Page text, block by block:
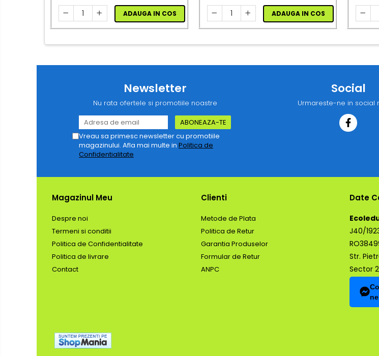
taiat,accesorii pentru gaurit si
Masina de facut gheata
Produse grele si voluminoase
ADAUGA IN COS ADAUGA IN COS
Newsletter
Nu rata ofertele si promotiile noastre
Vreau sa primesc newsletter cu promotiile
magazinului. Afla mai multe in Politica de
Confidentialitate
Social
Urmareste-ne in social
Magazinul Meu
Despre noi
Termeni si conditii
Politica de Confidentialitate
Politica de livrare
Contact
Clienti
Metode de Plata
Politica de Retur
Garantia Produselor
Formular de Retur
ANPC
Date
J40/
Str.
Sector
ne